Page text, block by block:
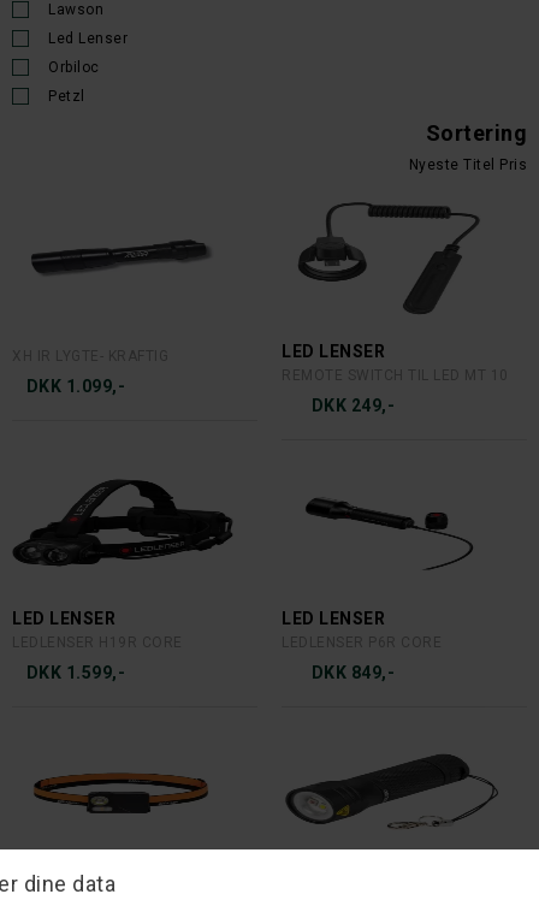
Lawson
Led Lenser
Orbiloc
Petzl
Sortering
Nyeste Titel Pris
DKK 1.099,-
LED LENSER
DKK 249,-
LED LENSER
DKK 1.599,-
LED LENSER
DKK 849,-
BLASER